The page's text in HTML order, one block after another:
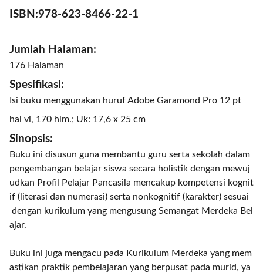
ISBN:978-623-8466-22-1
Jumlah Halaman:
176 Halaman
Spesifikasi:
Isi buku menggunakan huruf Adobe Garamond Pro 12 pt
hal vi, 170 hlm.; Uk: 17,6 x 25 cm
Sinopsis:
Buku ini disusun guna membantu guru serta sekolah dalam
pengembangan belajar siswa secara holistik dengan mewuj
udkan Profil Pelajar Pancasila mencakup kompetensi kognit
if (literasi dan numerasi) serta nonkognitif (karakter) sesuai
dengan kurikulum yang mengusung Semangat Merdeka Bel
ajar.
Buku ini juga mengacu pada Kurikulum Merdeka yang mem
astikan praktik pembelajaran yang berpusat pada murid, ya